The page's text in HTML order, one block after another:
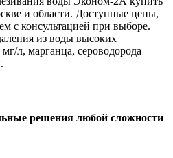
и области. Доступные цены,
с консультацией при выборе.
из воды высоких
л, марганца, сероводорода
решения любой сложности